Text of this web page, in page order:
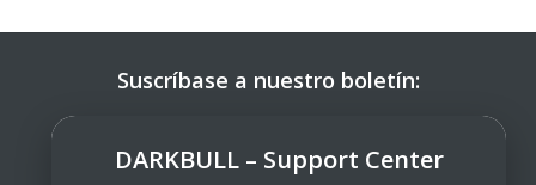
Suscríbase a nuestro boletín:
DARKBULL – Support Center